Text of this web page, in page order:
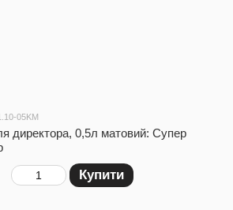
05KM
директора, 0,5л матовий: Супер
Купити